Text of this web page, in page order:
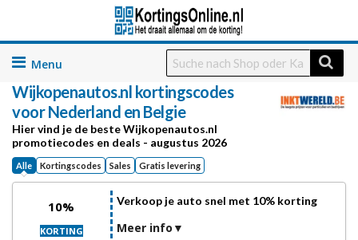
Skip
content
Wijkopenautos.nl kortingscodes
voor Nederland en Belgie
Hier vind je de beste Wijkopenautos.nl
promotiecodes en deals - augustus 2026
Alle Kortingscodes Sales Gratis levering
10%
KORTING
Verkoop je auto snel met 10% korting
Meer info